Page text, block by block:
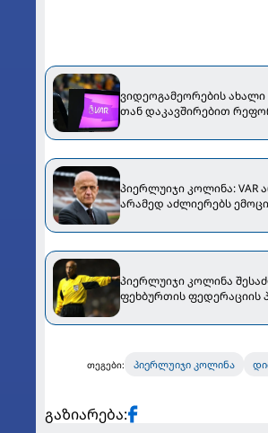
ვიდეოგამეორების ახალი
თან დაკავშირებით
პიერლუიჯი კოლინა: VAR
არამედ აძლიერებს
პიერლუიჯი კოლინა
ფეხბურთის ფედერაციის
თეგები: პიერლუიჯი კოლინა
გაზიარება: